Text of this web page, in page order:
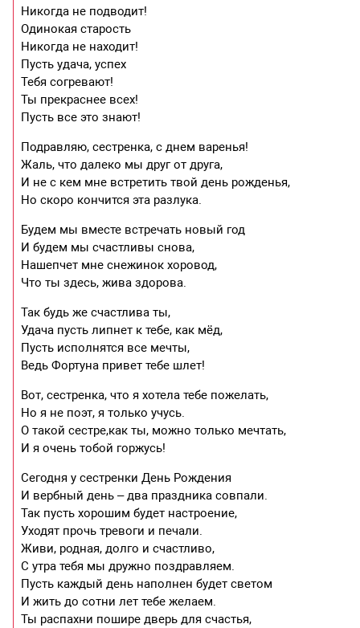
Никогда не подводит!
Одинокая старость
Никогда не находит!
Пусть удача, успех
Тебя согревают!
Ты прекраснее всех!
Пусть все это знают!
Подравляю, сестренка, с днем варенья!
Жаль, что далеко мы друг от друга,
И не с кем мне встретить твой день рожденья,
Но скоро кончится эта разлука.
Будем мы вместе встречать новый год
И будем мы счастливы снова,
Нашепчет мне снежинок хоровод,
Что ты здесь, жива здорова.
Так будь же счастлива ты,
Удача пусть липнет к тебе, как мёд,
Пусть исполнятся все мечты,
Ведь Фортуна привет тебе шлет!
Вот, сестренка, что я хотела тебе пожелать,
Но я не поэт, я только учусь.
О такой сестре,как ты, можно только мечтать,
И я очень тобой горжусь!
Сегодня у сестренки День Рождения
И вербный день – два праздника совпали.
Так пусть хорошим будет настроение,
Уходят прочь тревоги и печали.
Живи, родная, долго и счастливо,
С утра тебя мы дружно поздравляем.
Пусть каждый день наполнен будет светом
И жить до сотни лет тебе желаем.
Ты распахни пошире дверь для счастья,